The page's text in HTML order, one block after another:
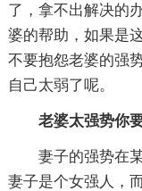
了，拿不出解决的
婆的帮助，如果是
不要抱怨老婆的强
自己太弱了呢。
老婆太强势你
妻子的强势在
妻子是个女强人，